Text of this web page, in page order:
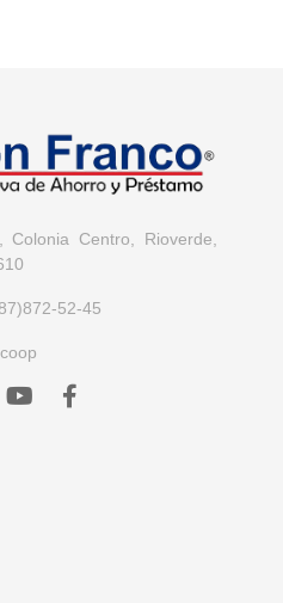
Centro, Rioverde,
52-45